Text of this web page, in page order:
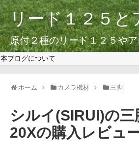
リード１２５と
原付２種のリード１２５や
本ブログについて
ホーム カメラ機材 三脚
シルイ(SIRUI)の
20Xの購入レビュ